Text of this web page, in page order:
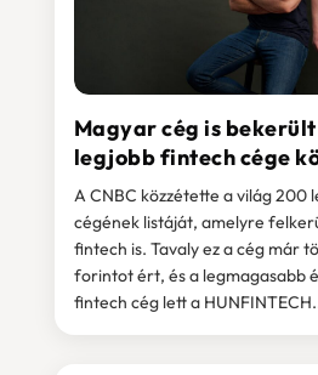
Magyar cég is
legjobb fintech cége
A CNBC közzétette a világ 200
cégének listáját, amelyre
fintech is. Tavaly ez a cég már
forintot ért, és a legmagasabb
fintech cég lett a